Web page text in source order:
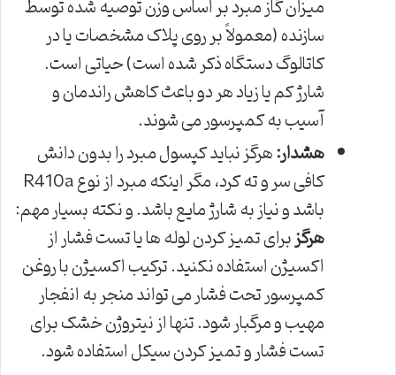
میزان گاز مبرد بر اساس وزن توصیه شده توسط
سازنده (معمولاً بر روی پلاک مشخصات یا در
کاتالوگ دستگاه ذکر شده است) حیاتی است.
شارژ کم یا زیاد هر دو باعث کاهش راندمان و
آسیب به کمپرسور می شوند.
هشدار:هرگز نباید کپسول مبرد را بدون دانش
کافی سر و ته کرد، مگر اینکه مبرد از نوع R410a
باشد و نیاز به شارژ مایع باشد. و نکته بسیار مهم:
هرگزبرای تمیز کردن لوله ها یا تست فشار از
اکسیژن استفاده نکنید. ترکیب اکسیژن با روغن
کمپرسور تحت فشار می تواند منجر به انفجار
مهیب و مرگبار شود. تنها از نیتروژن خشک برای
تست فشار و تمیز کردن سیکل استفاده شود.